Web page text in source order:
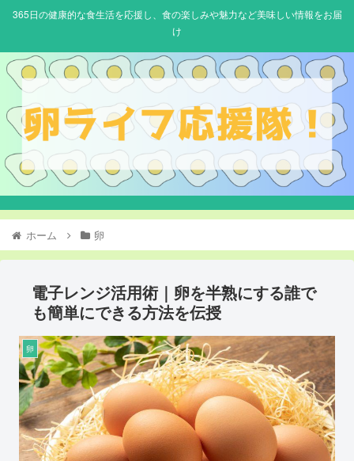
365日の健康的な食生活を応援し、食の楽しみや魅力など美味しい情報をお届
け
ホーム 卵
電子レンジ活用術｜卵を半熟にする誰で
も簡単にできる方法を伝授
卵